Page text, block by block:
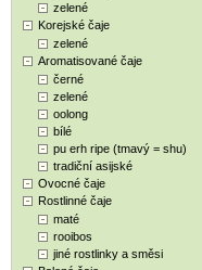
zelené
Korejské čaje
zelené
Aromatisované čaje
černé
zelené
oolong
bílé
pu erh ripe (tmavý = shu)
tradiční asijské
Ovocné čaje
Rostlinné čaje
maté
rooibos
jiné rostlinky a směsi